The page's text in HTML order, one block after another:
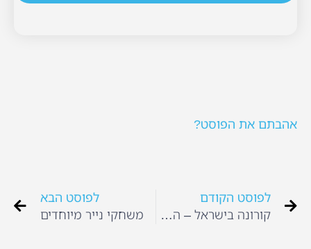
אהבתם את הפוסט?
לפוסט הקודם
קורונה בישראל – הערכות והסברים
לפוסט הבא
משחקי נייר מיוחדים